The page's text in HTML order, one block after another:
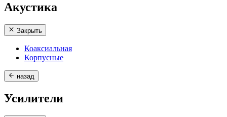
Акустика
Закрыть
Коаксиальная
Корпусные
назад
Усилители